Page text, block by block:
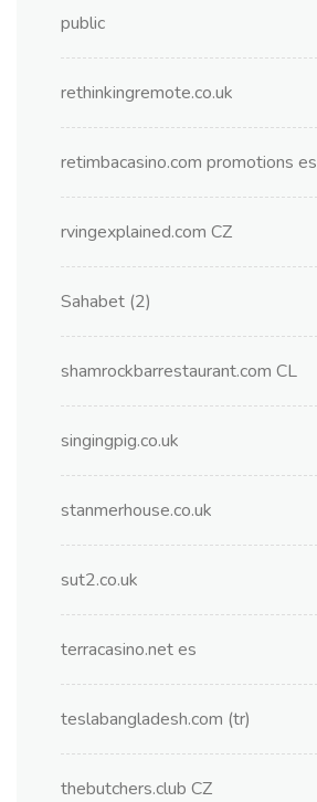
public
rethinkingremote.co.uk
retimbacasino.com promotions es
rvingexplained.com CZ
Sahabet (2)
shamrockbarrestaurant.com CL
singingpig.co.uk
stanmerhouse.co.uk
sut2.co.uk
terracasino.net es
teslabangladesh.com (tr)
thebutchers.club CZ